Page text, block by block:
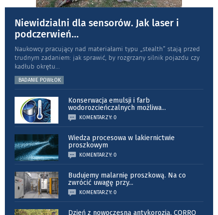
Niewidzialni dla sensorów. Jak laser i
podczerwień...
Naukowcy pracujący nad materiałami typu „stea­lth” stają przed
trudnym zadaniem: jak sprawić, by rozgrzany silnik pojazdu czy
kadłub okrętu
BADANIE POWŁOK
Konserwacja emulsji i farb
wodorozcieńczalnych możliwa...
KOMENTARZY: 0
Wiedza procesowa w lakiernictwie
proszkowym
KOMENTARZY: 0
Budujemy malarnię proszkową. Na co
zwrócić uwagę przy...
KOMENTARZY: 0
Dzień z nowoczesną antykorozją. CORRO